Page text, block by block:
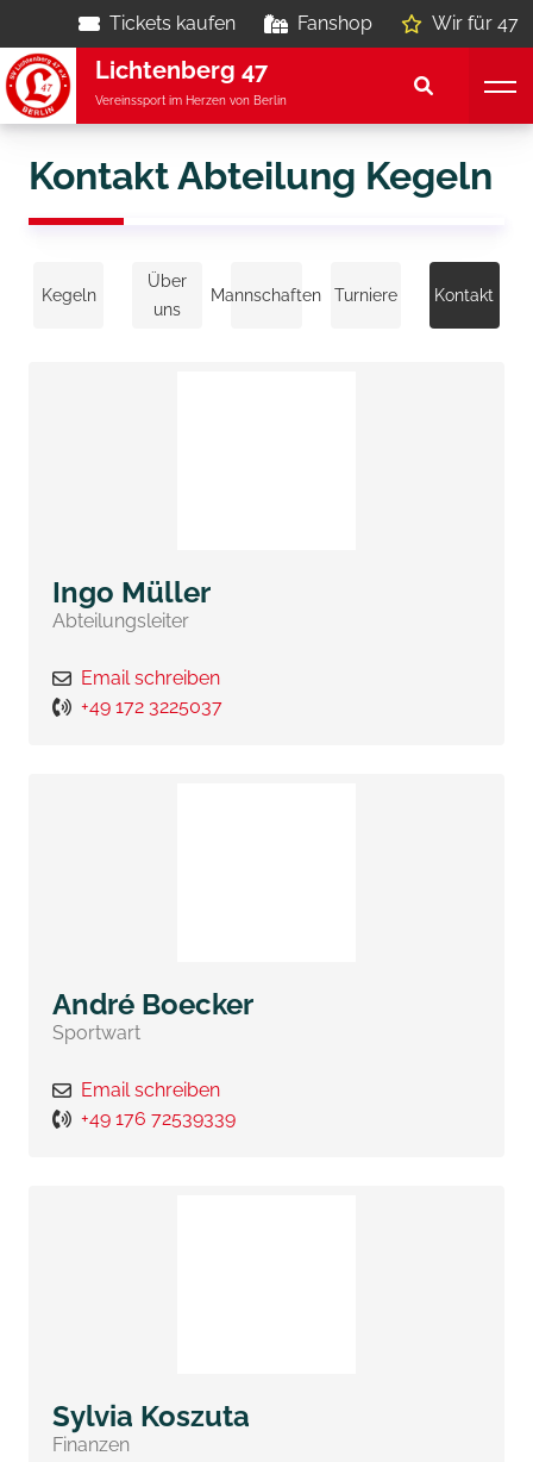
Tickets kaufen Fanshop Wir für 47
Lichtenberg 47
Vereinssport im Herzen von Berlin
Kontakt Abteilung Kegeln
Kegeln
Über
uns
Mannschaften Turniere Kontakt
Ingo Müller
Abteilungsleiter
Email schreiben
+49 172 3225037
André Boecker
Sportwart
Email schreiben
+49 176 72539339
Sylvia Koszuta
Finanzen